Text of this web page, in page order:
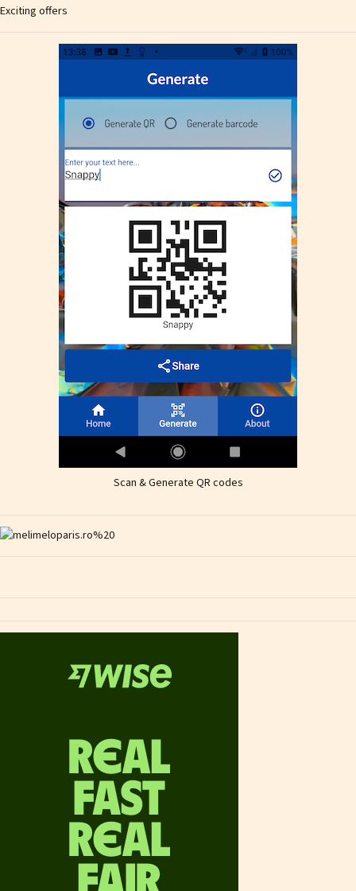
Exciting offers
Scan & Generate QR codes